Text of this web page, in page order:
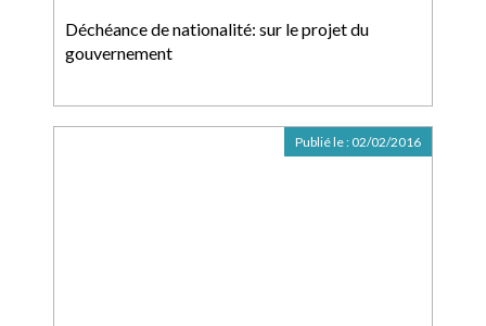
Déchéance de nationalité: sur le projet du
gouvernement
Publié le : 02/02/2016